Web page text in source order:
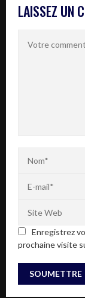
LAISSEZ UN
Enregistrez
prochaine visite